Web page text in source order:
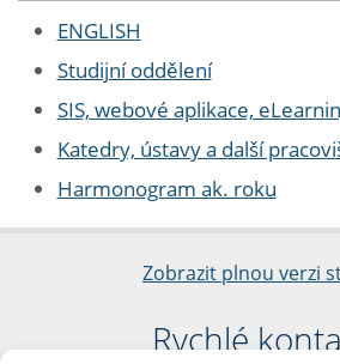
ENGLISH
Studijní oddělení
SIS, webové aplikace,
Katedry, ústavy a další
Harmonogram ak. roku
Zobrazit plnou verzi
Rychlé